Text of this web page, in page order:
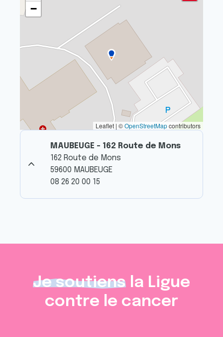
−
Leaflet | ©OpenStreetMapcontributors
MAUBEUGE - 162 Route de Mons
162 Route de Mons
59600 MAUBEUGE
08 26 20 00 15
Je soutiens la Ligue
contre le cancer